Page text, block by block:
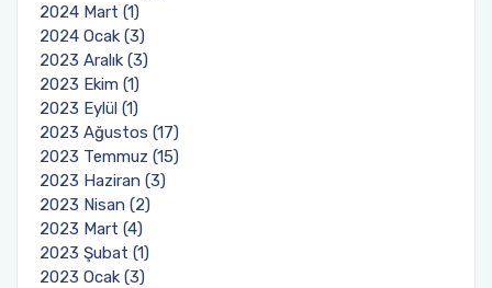
2024 Mart (1)
2024 Ocak (3)
2023 Aralık (3)
2023 Ekim (1)
2023 Eylül (1)
2023 Ağustos (17)
2023 Temmuz (15)
2023 Haziran (3)
2023 Nisan (2)
2023 Mart (4)
2023 Şubat (1)
2023 Ocak (3)